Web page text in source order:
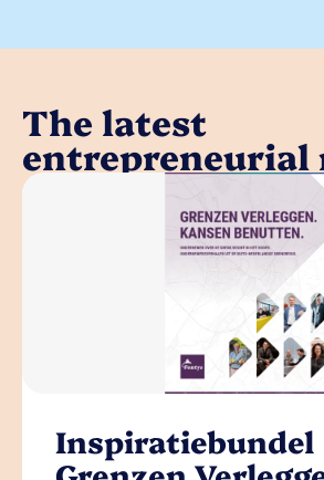
The latest
entrepreneurial
Inspiratiebundel